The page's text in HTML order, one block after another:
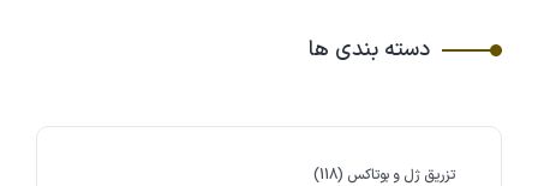
دسته بندی ها
تزریق ژل و بوتاکس (118)